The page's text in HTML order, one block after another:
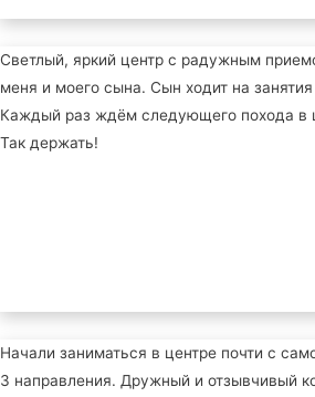
Светлый, яркий центр с радужным
меня и моего сына. Сын ходит на занятия
Каждый раз ждём следующего похода в
Так держать!
Начали заниматься в центре почти с
3 направления. Дружный и отзывчивый